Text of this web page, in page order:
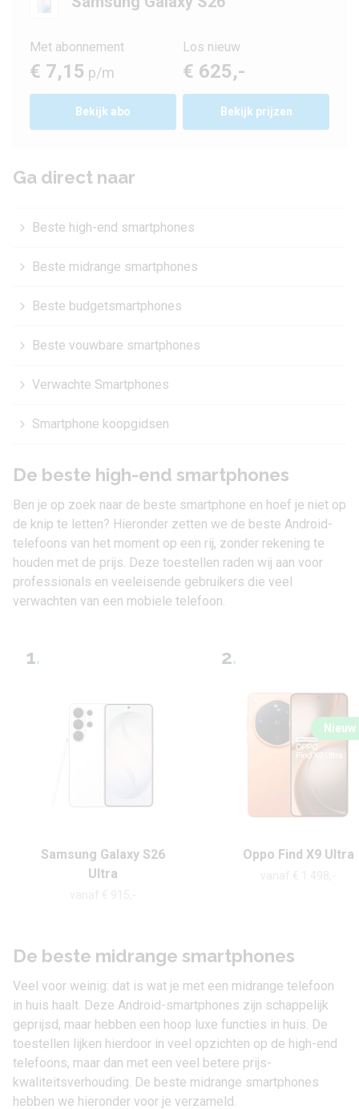
Met abonnement
€ 7,15 p/m
Bekijk abo
Los nieuw
€ 625,-
Bekijk prijzen
Ga direct naar
Beste high-end smartphones
Beste midrange smartphones
Beste budgetsmartphones
Beste vouwbare smartphones
Verwachte Smartphones
Smartphone koopgidsen
De beste high-end smartphones
Ben je op zoek naar de beste smartphone en hoef je niet op
de knip te letten? Hieronder zetten we de beste Android-
telefoons van het moment op een rij, zonder rekening te
houden met de prijs. Deze toestellen raden wij aan voor
professionals en veeleisende gebruikers die veel
verwachten van een mobiele telefoon.
1.
Samsung Galaxy S26
Ultra
2.
Oppo Find X9 Ultra
Nieuw
De beste midrange smartphones
Veel voor weinig: dat is wat je met een midrange telefoon
in huis haalt. Deze Android-smartphones zijn schappelijk
geprijsd, maar hebben een hoop luxe functies in huis. De
toestellen lijken hierdoor in veel opzichten op de high-end
telefoons, maar dan met een veel betere prijs-
kwaliteitsverhouding. De beste midrange smartphones
hebben we hieronder voor je verzameld.